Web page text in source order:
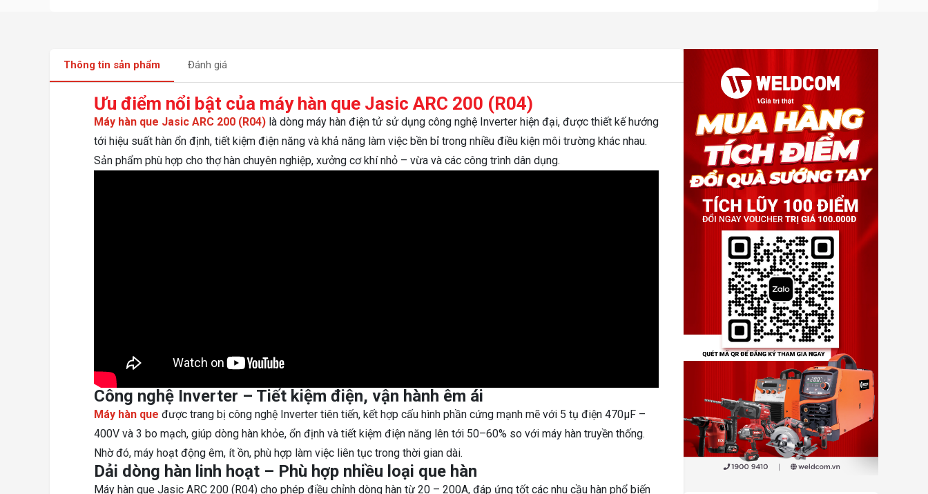
Thông tin sản phẩm Đánh giá
Ưu điểm nổi bật của máy hàn que Jasic ARC 200 (R04)
Máy hàn que Jasic ARC 200 (R04) là dòng máy hàn điện tử sử dụng công nghệ Inverter hiện đại, được thiết kế hướng
tới hiệu suất hàn ổn định, tiết kiệm điện năng và khả năng làm việc bền bỉ trong nhiều điều kiện môi trường khác nhau.
Sản phẩm phù hợp cho thợ hàn chuyên nghiệp, xưởng cơ khí nhỏ – vừa và các công trình dân dụng.
Công nghệ Inverter – Tiết kiệm điện, vận hành êm ái
Máy hàn que được trang bị công nghệ Inverter tiên tiến, kết hợp cấu hình phần cứng mạnh mẽ với 5 tụ điện 470µF –
400V và 3 bo mạch, giúp dòng hàn khỏe, ổn định và tiết kiệm điện năng lên tới 50–60% so với máy hàn truyền thống.
Nhờ đó, máy hoạt động êm, ít ồn, phù hợp làm việc liên tục trong thời gian dài.
Dải dòng hàn linh hoạt – Phù hợp nhiều loại que hàn
Máy hàn que Jasic ARC 200 (R04) cho phép điều chỉnh dòng hàn từ 20 – 200A, đáp ứng tốt các nhu cầu hàn phổ biến